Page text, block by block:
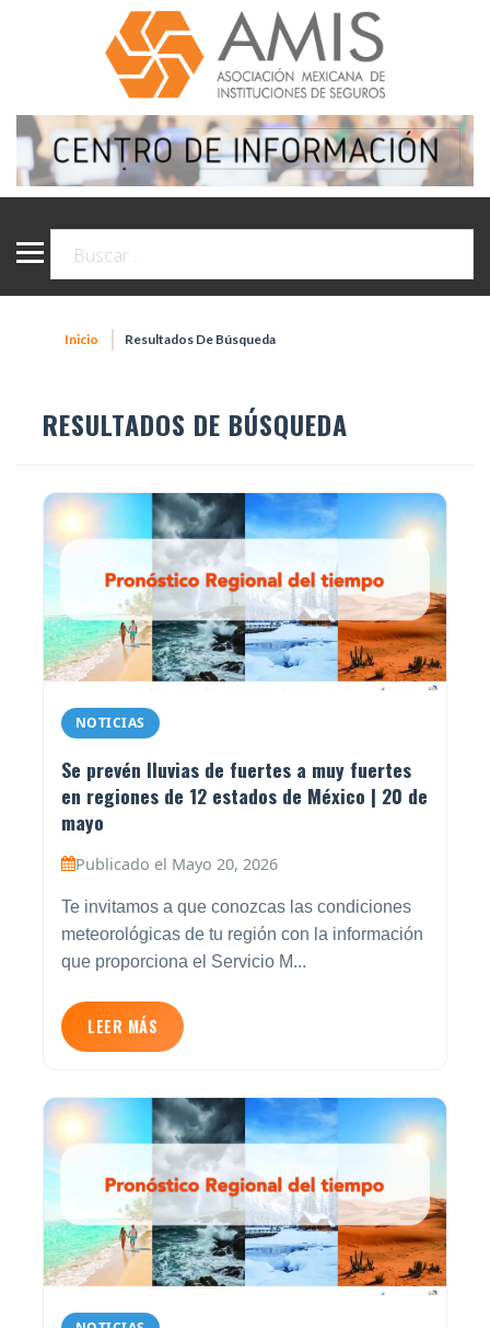
Inicio Resultados De Búsqueda
RESULTADOS DE BÚSQUEDA
NOTICIAS
Se prevén lluvias de fuertes a muy fuertes
en regiones de 12 estados de México | 20 de
mayo
Publicado el Mayo 20, 2026
Te invitamos a que conozcas las condiciones
meteorológicas de tu región con la información
que proporciona el Servicio M...
LEER MÁS